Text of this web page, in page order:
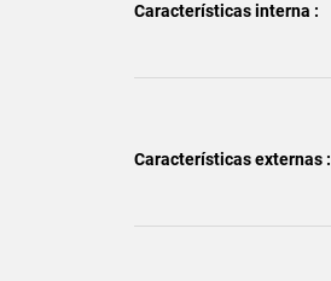
Características interna :
Características externas :